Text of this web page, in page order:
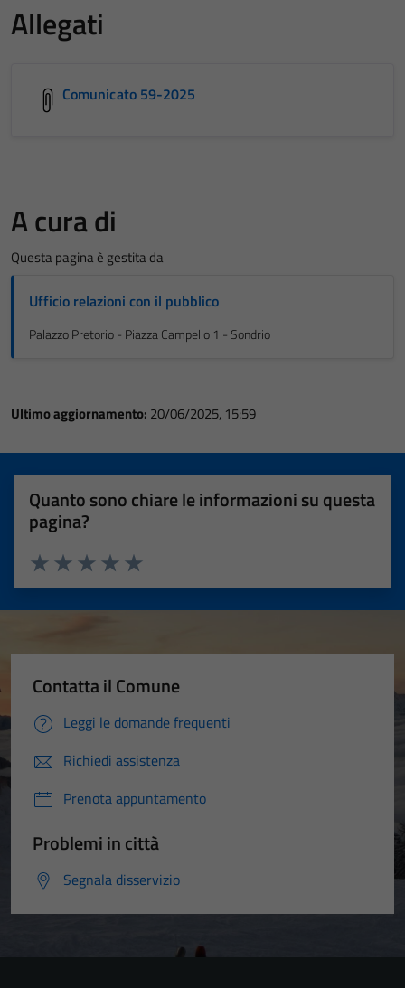
Allegati
Comunicato 59-2025
A cura di
Questa pagina è gestita da
Ufficio relazioni con il pubblico
Palazzo Pretorio - Piazza Campello 1 - Sondrio
Ultimo aggiornamento: 20/06/2025, 15:59
Quanto sono chiare le informazioni su questa
pagina?
Valuta 5 stelle su 5
Valuta 4 stelle su 5
Valuta 3 stelle su 5
Valuta 2 stelle su 5
Valuta 1 stelle su 5
Contatta il Comune
Leggi le domande frequenti
Richiedi assistenza
Prenota appuntamento
Problemi in città
Segnala disservizio